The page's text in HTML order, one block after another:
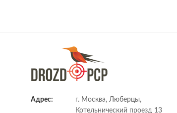
Адрес:
г. Москва, Люберцы,
Котельнический проезд 13